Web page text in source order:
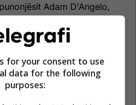
Adam D'Angelo,
Helen Toner.
for your consent to use
data for the following
purposes: